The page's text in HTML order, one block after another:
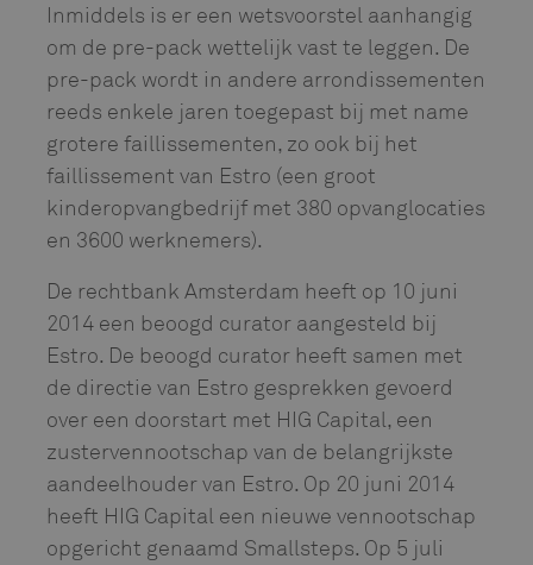
Inmiddels is er een wetsvoorstel aanhangig
om de pre-pack wettelijk vast te leggen. De
pre-pack wordt in andere arrondissementen
reeds enkele jaren toegepast bij met name
grotere faillissementen, zo ook bij het
faillissement van Estro (een groot
kinderopvangbedrijf met 380 opvanglocaties
en 3600 werknemers).
De rechtbank Amsterdam heeft op 10 juni
2014 een beoogd curator aangesteld bij
Estro. De beoogd curator heeft samen met
de directie van Estro gesprekken gevoerd
over een doorstart met HIG Capital, een
zustervennootschap van de belangrijkste
aandeelhouder van Estro. Op 20 juni 2014
heeft HIG Capital een nieuwe vennootschap
opgericht genaamd Smallsteps. Op 5 juli